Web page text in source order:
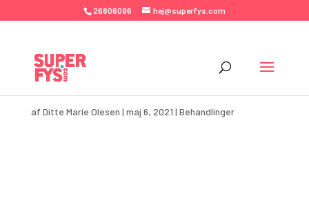
26806096 hej@superfys.com
FYSIOTERAPI
af Ditte Marie Olesen | maj 6, 2021 | Behandlinger